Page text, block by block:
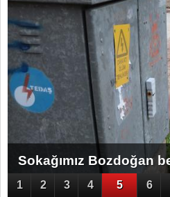
Kızılay Kan Bağış
1 2 3 4